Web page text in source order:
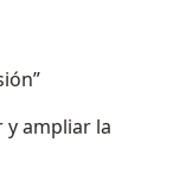
y ampliar la